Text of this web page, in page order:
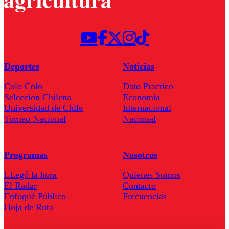
Deportes
Colo Colo
Seleccion Chilena
Universidad de Chile
Torneo Nacional
Noticias
Dato Practico
Economía
Internacional
Nacional
Programas
LLegó la hora
El Radar
Enfoqué Público
Hoja de Ruta
Nosotros
Quienes Somos
Contacto
Frecuencias